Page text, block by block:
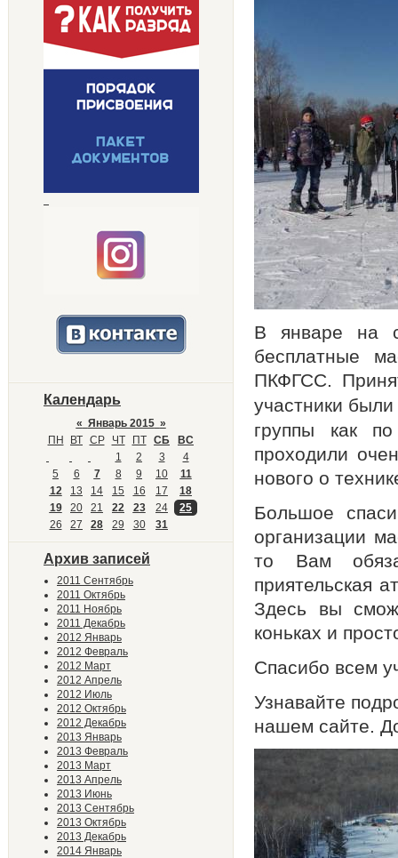
Календарь
« Январь 2015 »
ПН
ВТ СР ЧТ ПТ СБ
ВС
1
2 3
4
5
6 7 8 9 10
11
12
13 14 15 16 17
18
19
20 21 22 23 24
25
26
27 28 29 30 31
Архив записей
2011 Сентябрь
2011 Октябрь
2011 Ноябрь
2011 Декабрь
2012 Январь
2012 Февраль
2012 Март
2012 Апрель
2012 Июль
2012 Октябрь
2012 Декабрь
2013 Январь
2013 Февраль
2013 Март
2013 Апрель
2013 Июнь
2013 Сентябрь
2013 Октябрь
2013 Декабрь
2014 Январь
В январе на
бесплатные
ПКФГСС.
участники
группы как
проходили
нового о
Большое
организации
то Вам
приятельская
Здесь вы
коньках и
Спасибо всем
Узнавайте
нашем сайте.